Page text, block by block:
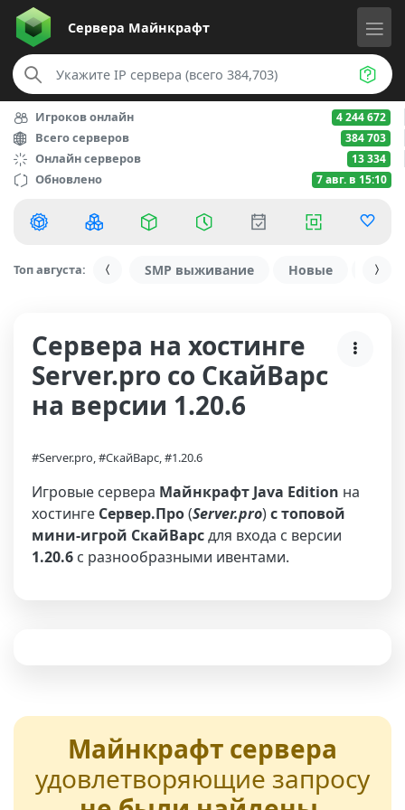
Сервера Майнкрафт
Игроков онлайн 4 244 672
Всего серверов 384 703
Онлайн серверов 13 334
Обновлено 7 авг. в 15:10
Топ августа: SMP выживание Новые С
Сервера на хостинге
Server.pro со СкайВарс
на версии 1.20.6
#Server.pro, #СкайВарс, #1.20.6
Игровые сервера Майнкрафт Java Edition на
хостинге Сервер.Про(Server.pro)с топовой
мини-игрой СкайВарсдля входа с версии
1.20.6 с разнообразными ивентами.
Майнкрафт сервера
удовлетворяющие запросу